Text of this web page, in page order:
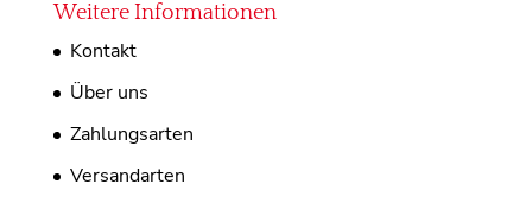
Weitere Informationen
Kontakt
Über uns
Zahlungsarten
Versandarten